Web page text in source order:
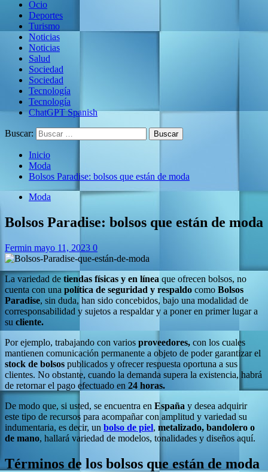
Ocio
Deportes
Turismo
Noticias
Noticias
Salud
Sociedad
Sociedad
Tecnología
Tecnología
ChatGPT Spanish
Buscar:
Inicio
Moda
Bolsos Paradise: bolsos que están de moda
Moda
Bolsos Paradise: bolsos que están de moda
Fermin mayo 11, 2023 0
La variedad de tiendas físicas y en línea que ofrecen bolsos, no
cuenta con una política de seguridad y respaldo como Bolsos
Paradise, sin duda, han sido concebidos, bajo una modalidad de
corresponsabilidad y sujetos a respaldar y a poner en primer lugar a
su cliente.
Por ejemplo, trabajando con varios proveedores, con los cuales
mantienen comunicación permanente a objeto de poder garantizar el
stock de bolsos publicados y ofrecer respuesta oportuna a sus
clientes. No obstante, cuando la demanda supera la existencia, habrá
de retornar el pago efectuado en 24 horas.
De modo que, si usted, se encuentra en España y desea adquirir
este tipo de recursos para acompañar con amplitud y variedad su
indumentaria, es decir, un bolso de piel, metalizado, bandolero o
de mano, hallará variedad de modelos, tonalidades y diseños aquí.
Términos de los bolsos que están de moda